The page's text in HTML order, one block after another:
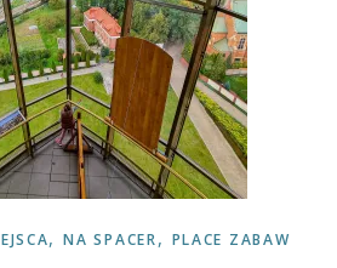
,NA SPACER, PLACE ZABAW